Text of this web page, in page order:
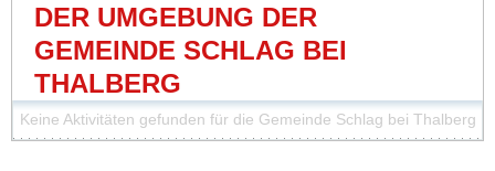
DER UMGEBUNG DER
GEMEINDE SCHLAG BEI
THALBERG
Keine Aktivitäten gefunden für die Gemeinde Schlag bei Thalberg